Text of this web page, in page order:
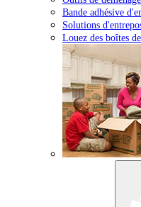
Bande adhésive
Solutions
Louez des boîtes